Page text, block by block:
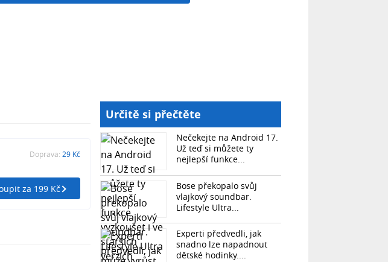
Doprava: 29 Kč
za 199 Kč
Určitě si přečtěte
Nečekejte na Android 17.
Už teď si můžete ty
nejlepší funkce...
Bose překopalo svůj
vlajkový soundbar.
Lifestyle Ultra...
Experti předvedli, jak
snadno lze napadnout
dětské hodinky....